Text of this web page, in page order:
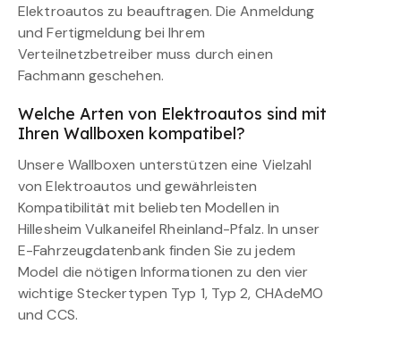
Elektroautos zu beauftragen. Die Anmeldung
und Fertigmeldung bei Ihrem
Verteilnetzbetreiber muss durch einen
Fachmann geschehen.
Welche Arten von Elektroautos sind mit
Ihren Wallboxen kompatibel?
Unsere Wallboxen unterstützen eine Vielzahl
von Elektroautos und gewährleisten
Kompatibilität mit beliebten Modellen in
Hillesheim Vulkaneifel Rheinland-Pfalz. In unser
E-Fahrzeugdatenbank finden Sie zu jedem
Model die nötigen Informationen zu den vier
wichtige Steckertypen Typ 1, Typ 2, CHAdeMO
und CCS.